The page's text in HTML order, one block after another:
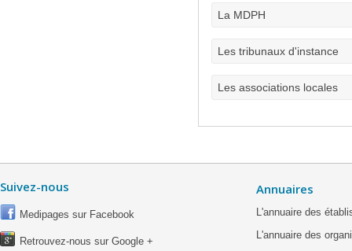
La MDPH
Les tribunaux d'instance
Les associations locales
Suivez-nous
Medipages sur Facebook
Retrouvez-nous sur Google +
Annuaires
L'annuaire des
L'annuaire des